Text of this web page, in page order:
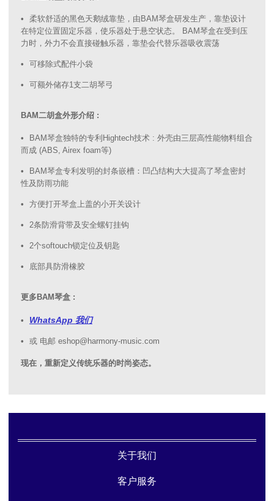
柔软舒适的黑色天鹅绒靠垫，由BAM琴盒研发生产，靠垫设计
在特定位置固定乐器，使乐器处于悬空状态。 BAM琴盒在受到压
力时，外力不会直接碰触乐器，靠垫会代替乐器吸收震荡
可移除式配件小袋
可额外储存1支二胡琴弓
BAM二胡盒外形介绍 :
BAM琴盒独特的专利Hightech技术 : 外壳由三层高性能物料组合
而成 (ABS, Airex foam等)
BAM琴盒专利发明的封条嵌槽：凹凸结构大大提高了琴盒密封
性及防雨功能
方便打开琴盒上盖的小开关设计
2条防滑背带及安全螺钉挂钩
2个softouch锁定位及钥匙
底部具防滑橡胶
更多BAM琴盒 :
WhatsApp 我们
或 电邮 eshop@harmony-music.com
现在，重新定义传统乐器的时尚姿态。
关于我们
客户服务